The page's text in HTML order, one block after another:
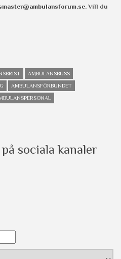
. Vill du
AMBULANSBUSS
AMBULANSFÖRBUNDET
sociala kanaler